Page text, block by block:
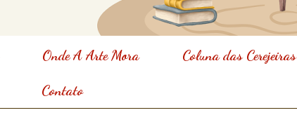
Onde A Arte Mora Coluna das Cerejeiras
Contato